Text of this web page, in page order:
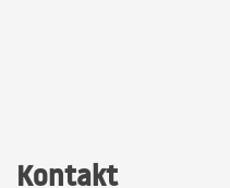
Kontakt